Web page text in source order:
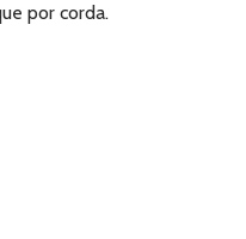
por corda.